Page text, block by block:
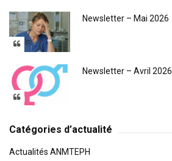
Newsletter – Mai 2026
Newsletter – Avril 2026
Catégories d’actualité
Actualités ANMTEPH